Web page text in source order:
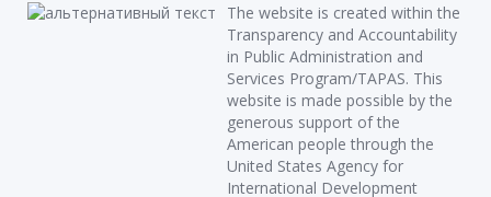
The website is created within the
Transparency and Accountability
in Public Administration and
Services Program/TAPAS. This
website is made possible by the
generous support of the
American people through the
United States Agency for
International Development